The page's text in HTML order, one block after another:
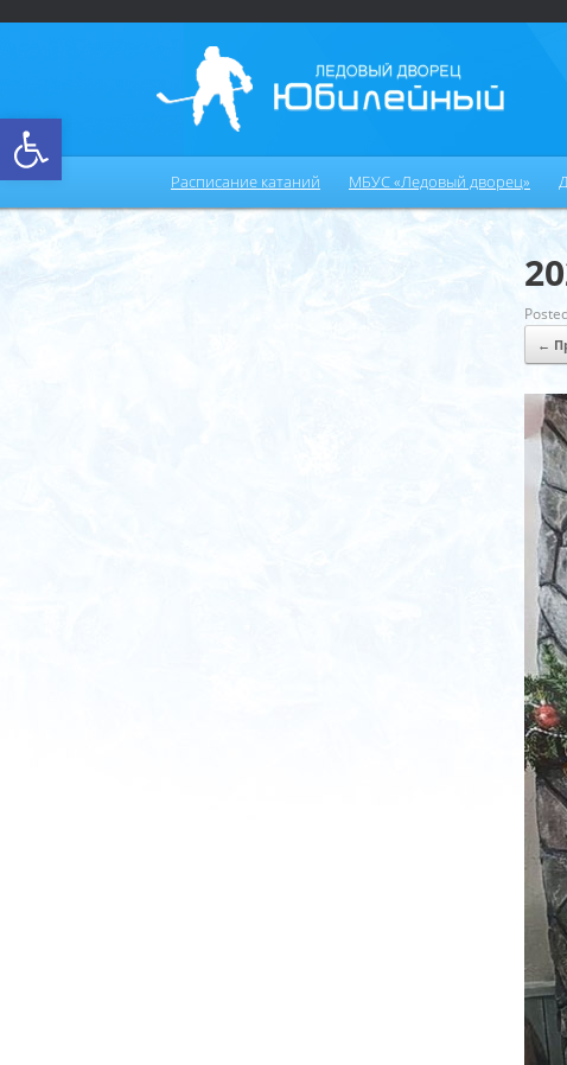
Открыть панель инструментов
Расписание катаний МБУС «Ледовый дворец»
←